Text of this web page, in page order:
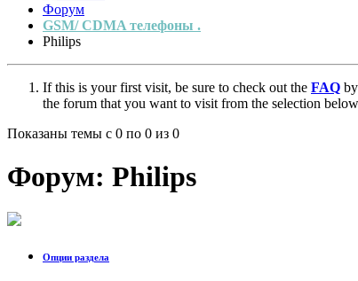
Форум
GSM/ CDMA телефоны .
Philips
If this is your first visit, be sure to check out the FAQ
the forum that you want to visit from the selection
Показаны темы с 0 по 0 из 0
Форум: Philips
Опции раздела